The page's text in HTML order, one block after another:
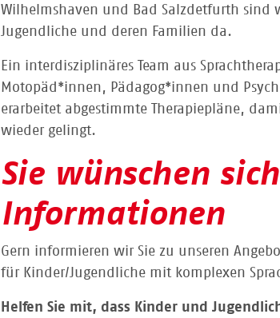
Wilhelmshaven und Bad Salzdetfurth sind
Jugendliche und deren Familien da.
Ein interdisziplinäres Team aus
Motopäd*innen, Pädagog*innen und
erarbeitet abgestimmte Therapiepläne,
wieder gelingt.
Sie wünschen
Informationen
Gern informieren wir Sie zu unseren
für Kinder/Jugendliche mit komplexen
Helfen Sie mit, dass Kinder und